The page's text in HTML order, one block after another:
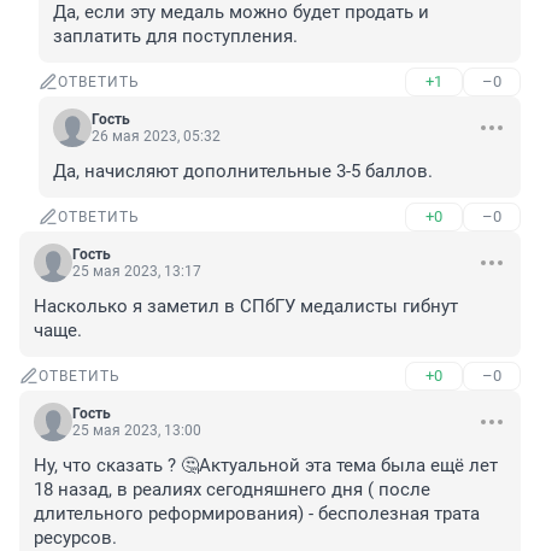
Да, если эту медаль можно будет продать и
заплатить для поступления.
ОТВЕТИТЬ +1 –0
Гость
26 мая 2023, 05:32
Да, начисляют дополнительные 3-5 баллов.
ОТВЕТИТЬ +0 –0
Гость
25 мая 2023, 13:17
Насколько я заметил в СПбГУ медалисты гибнут
чаще.
ОТВЕТИТЬ +0 –0
Гость
25 мая 2023, 13:00
Ну, что сказать ? 🤔Актуальной эта тема была ещё лет
18 назад, в реалиях сегодняшнего дня ( после
длительного реформирования) - бесполезная трата
ресурсов.